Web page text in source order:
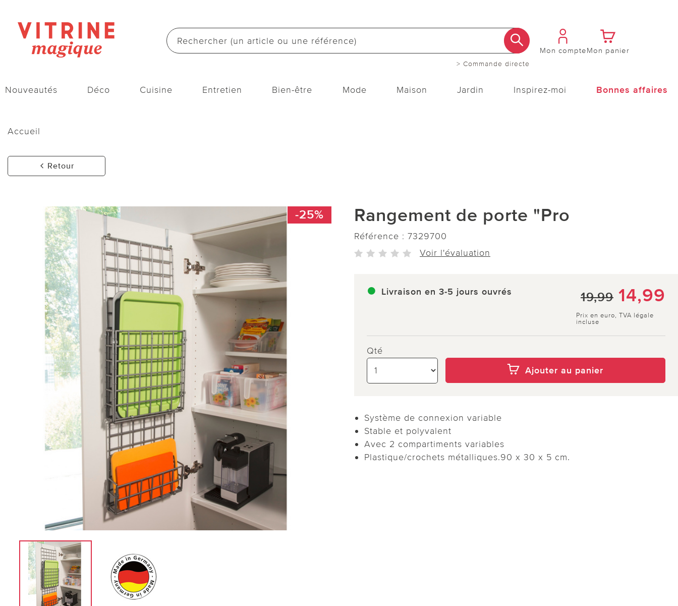
> Commande directe
Mon compteMon panier
Nouveautés Déco Cuisine Entretien Bien-être Mode Maison Jardin Inspirez-moi Bonnes affaires
Accueil
Retour
-25% Rangement de porte "Pro
Référence : 7329700
Voir l'évaluation
Livraison en 3-5 jours ouvrés 19,99 14,99
Prix en euro, TVA légale
incluse
Qté
Ajouter au panier
Système de connexion variable
Stable et polyvalent
Avec 2 compartiments variables
Plastique/crochets métalliques.90 x 30 x 5 cm.